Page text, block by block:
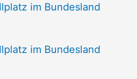
im Bundesland
im Bundesland